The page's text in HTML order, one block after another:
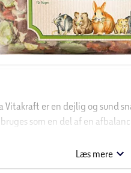
Vitakraft er en dejlig og sund
som en del af en
Læs mere